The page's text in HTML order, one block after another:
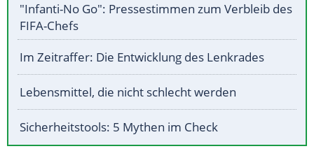
"Infanti-No Go": Pressestimmen zum Verbleib des
FIFA-Chefs
Im Zeitraffer: Die Entwicklung des Lenkrades
Lebensmittel, die nicht schlecht werden
Sicherheitstools: 5 Mythen im Check